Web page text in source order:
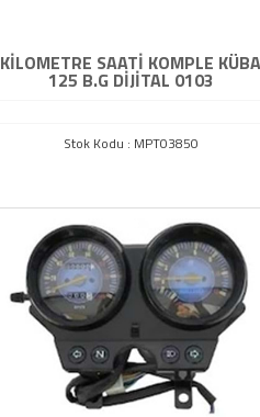
KİLOMETRE SAATİ KOMPLE KÜBA
125 B.G DİJİTAL 0103
Stok Kodu : MPT03850